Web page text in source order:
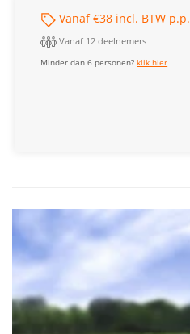
Vanaf €38 incl. BTW p.p.
Vanaf 12 deelnemers
Minder dan 6 personen?klik hier